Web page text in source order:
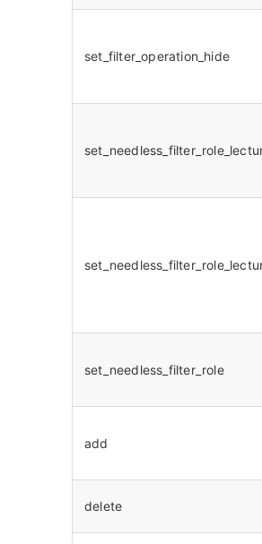
set_filter_operation_hide
set_needless_filter_role
add
delete